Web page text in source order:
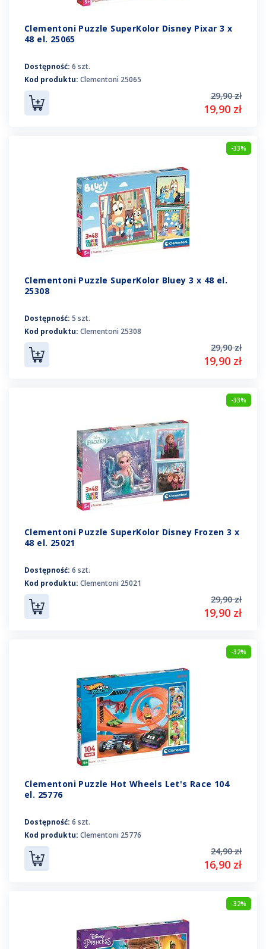
Clementoni Puzzle SuperKolor Disney Pixar 3 x
48 el. 25065
Dostępność: 6 szt.
Kod produktu: Clementoni 25065
29,90 zł
19,90 zł
-33%
Clementoni Puzzle SuperKolor Bluey 3 x 48 el.
25308
Dostępność: 5 szt.
Kod produktu: Clementoni 25308
29,90 zł
19,90 zł
-33%
Clementoni Puzzle SuperKolor Disney Frozen 3 x
48 el. 25021
Dostępność: 6 szt.
Kod produktu: Clementoni 25021
29,90 zł
19,90 zł
-32%
Clementoni Puzzle Hot Wheels Let's Race 104
el. 25776
Dostępność: 6 szt.
Kod produktu: Clementoni 25776
24,90 zł
16,90 zł
-32%